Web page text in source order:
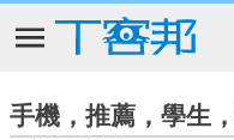
手機，推薦，學生